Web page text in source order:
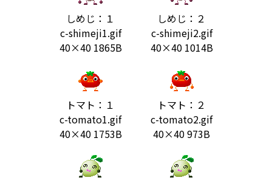
しめじ：１
c-shimeji1.gif
40×40 1865B
しめじ：２
c-shimeji2.gif
40×40 1014B
トマト：１
c-tomato1.gif
40×40 1753B
トマト：２
c-tomato2.gif
40×40 973B